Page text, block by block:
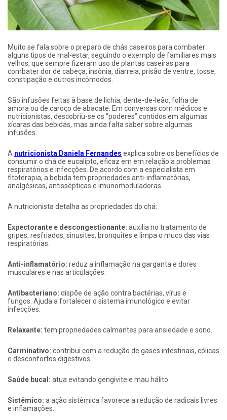
Muito se fala sobre o preparo de chás caseiros para combater
alguns tipos de mal-estar, seguindo o exemplo de familiares mais
velhos, que sempre fizeram uso de plantas caseiras para
combater dor de cabeça, insônia, diarreia, prisão de ventre, tosse,
constipação e outros incômodos.
São infusões feitas à base de lichia, dente-de-leão, folha de
amora ou de caroço de abacate. Em conversas com médicos e
nutricionistas, descobriu-se os “poderes” contidos em algumas
xícaras das bebidas, mas ainda falta saber sobre algumas
infusões.
A nutricionista Daniela Fernandes explica sobre os benefícios de
consumir o chá de eucalipto, eficaz em em relação a problemas
respiratórios e infecções. De acordo com a especialista em
fitoterapia, a bebida tem propriedades anti-inflamatórias,
analgésicas, antissépticas e imunomoduladoras.
A nutricionista detalha as propriedades do chá:
Expectorante e descongestionante: auxilia no tratamento de
gripes, resfriados, sinusites, bronquites e limpa o muco das vias
respiratórias.
Anti-inflamatório: reduz a inflamação na garganta e dores
musculares e nas articulações.
Antibacteriano: dispõe de ação contra bactérias, vírus e
fungos. Ajuda a fortalecer o sistema imunológico e evitar
infecções.
Relaxante: tem propriedades calmantes para ansiedade e sono.
Carminativo: contribui com a redução de gases intestinais, cólicas
e desconfortos digestivos.
Saúde bucal: atua evitando gengivite e mau hálito.
Sistêmico: a ação sistêmica favorece a redução de radicais livres
e inflamações.